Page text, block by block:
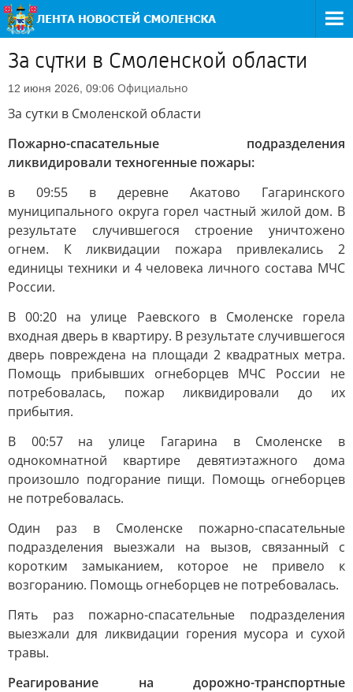
За сутки в Смоленской области
12 июня 2026, 09:06 Официально
За сутки в Смоленской области
Пожарно-спасательные подразделения
ликвидировали техногенные пожары:
в 09:55 в деревне Акатово Гагаринского
муниципального округа горел частный жилой дом. В
результате случившегося строение уничтожено
огнем. К ликвидации пожара привлекались 2
единицы техники и 4 человека личного состава МЧС
России.
В 00:20 на улице Раевского в Смоленске горела
входная дверь в квартиру. В результате случившегося
дверь повреждена на площади 2 квадратных метра.
Помощь прибывших огнеборцев МЧС России не
потребовалась, пожар ликвидировали до их
прибытия.
В 00:57 на улице Гагарина в Смоленске в
однокомнатной квартире девятиэтажного дома
произошло подгорание пищи. Помощь огнеборцев
не потребовалась.
Один раз в Смоленске пожарно-спасательные
подразделения выезжали на вызов, связанный с
коротким замыканием, которое не привело к
возгоранию. Помощь огнеборцев не потребовалась.
Пять раз пожарно-спасательные подразделения
выезжали для ликвидации горения мусора и сухой
травы.
Реагирование на дорожно-транспортные